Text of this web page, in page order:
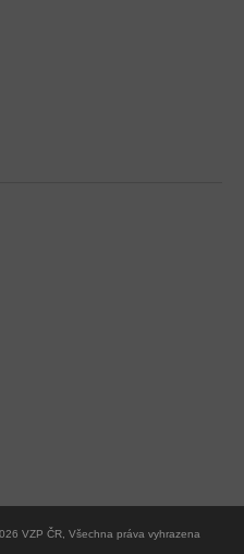
VZP ČR, Všechna práva vyhrazena